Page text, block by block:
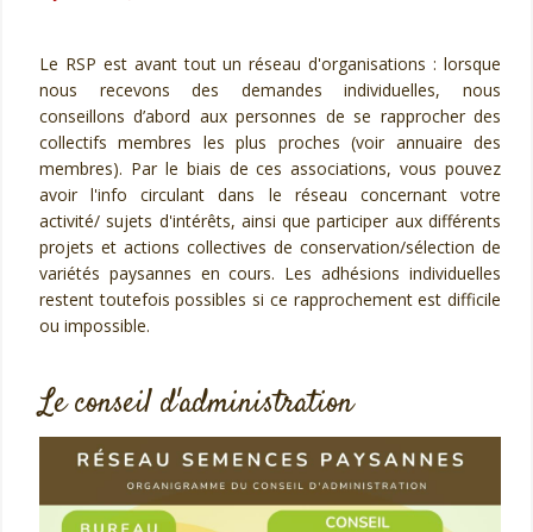
Le RSP est avant tout un réseau d'organisations : lorsque
nous recevons des demandes individuelles, nous
conseillons d’abord aux personnes de se rapprocher des
collectifs membres les plus proches (voir annuaire des
membres). Par le biais de ces associations, vous pouvez
avoir l'info circulant dans le réseau concernant votre
activité/ sujets d'intérêts, ainsi que participer aux différents
projets et actions collectives de conservation/sélection de
variétés paysannes en cours. Les adhésions individuelles
restent toutefois possibles si ce rapprochement est difficile
ou impossible.
Le conseil d'administration